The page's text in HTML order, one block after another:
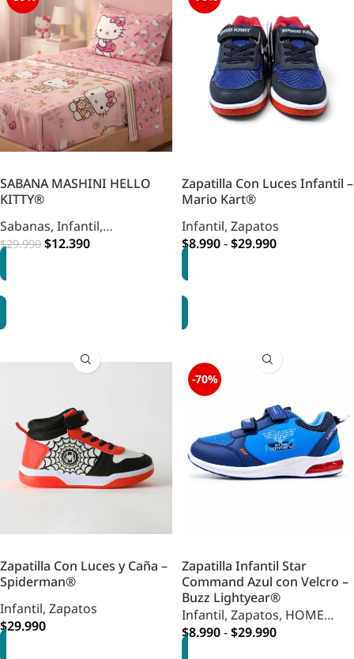
SABANA MASHINI HELLO
KITTY®
Sabanas, Infantil,
Dormitorio,HOME
$29.990 $12.390
Zapatilla Con Luces Infantil –
Mario Kart®
Infantil, Zapatos
$8.990-$29.990
Zapatilla Con Luces y Caña –
Spiderman®
Infantil, Zapatos
$29.990
-70%
Zapatilla Infantil Star
Command Azul con Velcro –
Buzz Lightyear®
Infantil, Zapatos, HOME
INFANTIL
$8.990-$29.990